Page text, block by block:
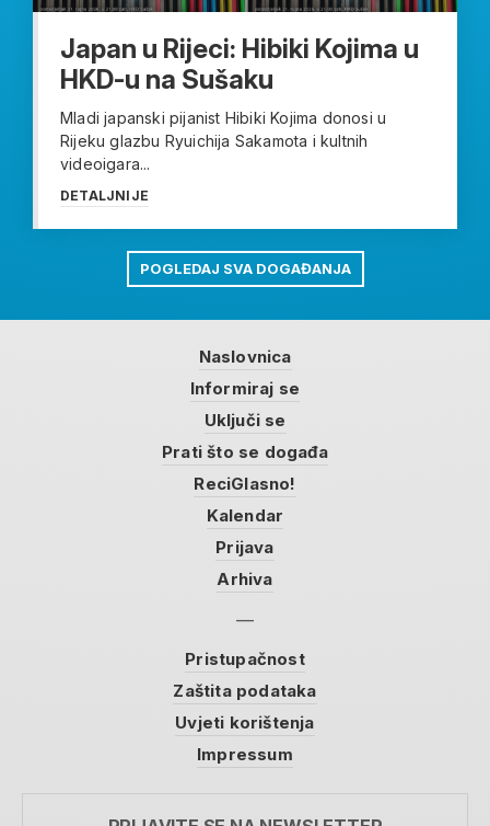
Japan u Rijeci: Hibiki Kojima u
HKD-u na Sušaku
Mladi japanski pijanist Hibiki Kojima donosi u
Rijeku glazbu Ryuichija Sakamota i kultnih
videoigara...
DETALJNIJE
POGLEDAJ SVA DOGAĐANJA
Naslovnica
Informiraj se
Uključi se
Prati što se događa
ReciGlasno!
Kalendar
Prijava
Arhiva
Pristupačnost
Zaštita podataka
Uvjeti korištenja
Impressum